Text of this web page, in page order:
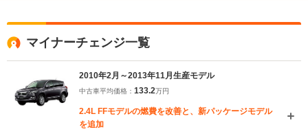
マイナーチェンジ一覧
2010年2月～2013年11月生産モデル
中古車平均価格： 133.2万円
2.4L FFモデルの燃費を改善と、新パッケージモデル
を追加